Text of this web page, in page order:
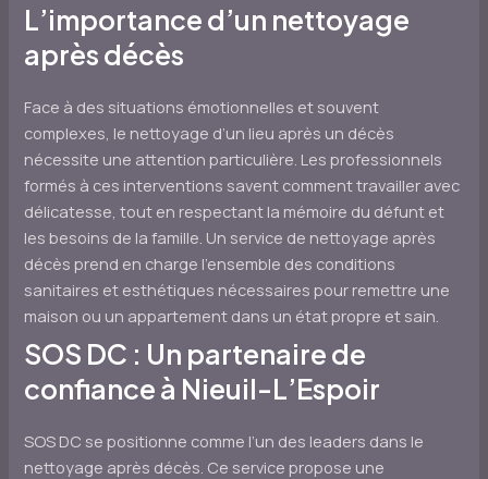
L’importance d’un nettoyage
après décès
Face à des situations émotionnelles et souvent
complexes, le nettoyage d’un lieu après un décès
nécessite une attention particulière. Les professionnels
formés à ces interventions savent comment travailler avec
délicatesse, tout en respectant la mémoire du défunt et
les besoins de la famille. Un service de nettoyage après
décès prend en charge l’ensemble des conditions
sanitaires et esthétiques nécessaires pour remettre une
maison ou un appartement dans un état propre et sain.
SOS DC : Un partenaire de
confiance à Nieuil-L’Espoir
SOS DC se positionne comme l’un des leaders dans le
nettoyage après décès. Ce service propose une